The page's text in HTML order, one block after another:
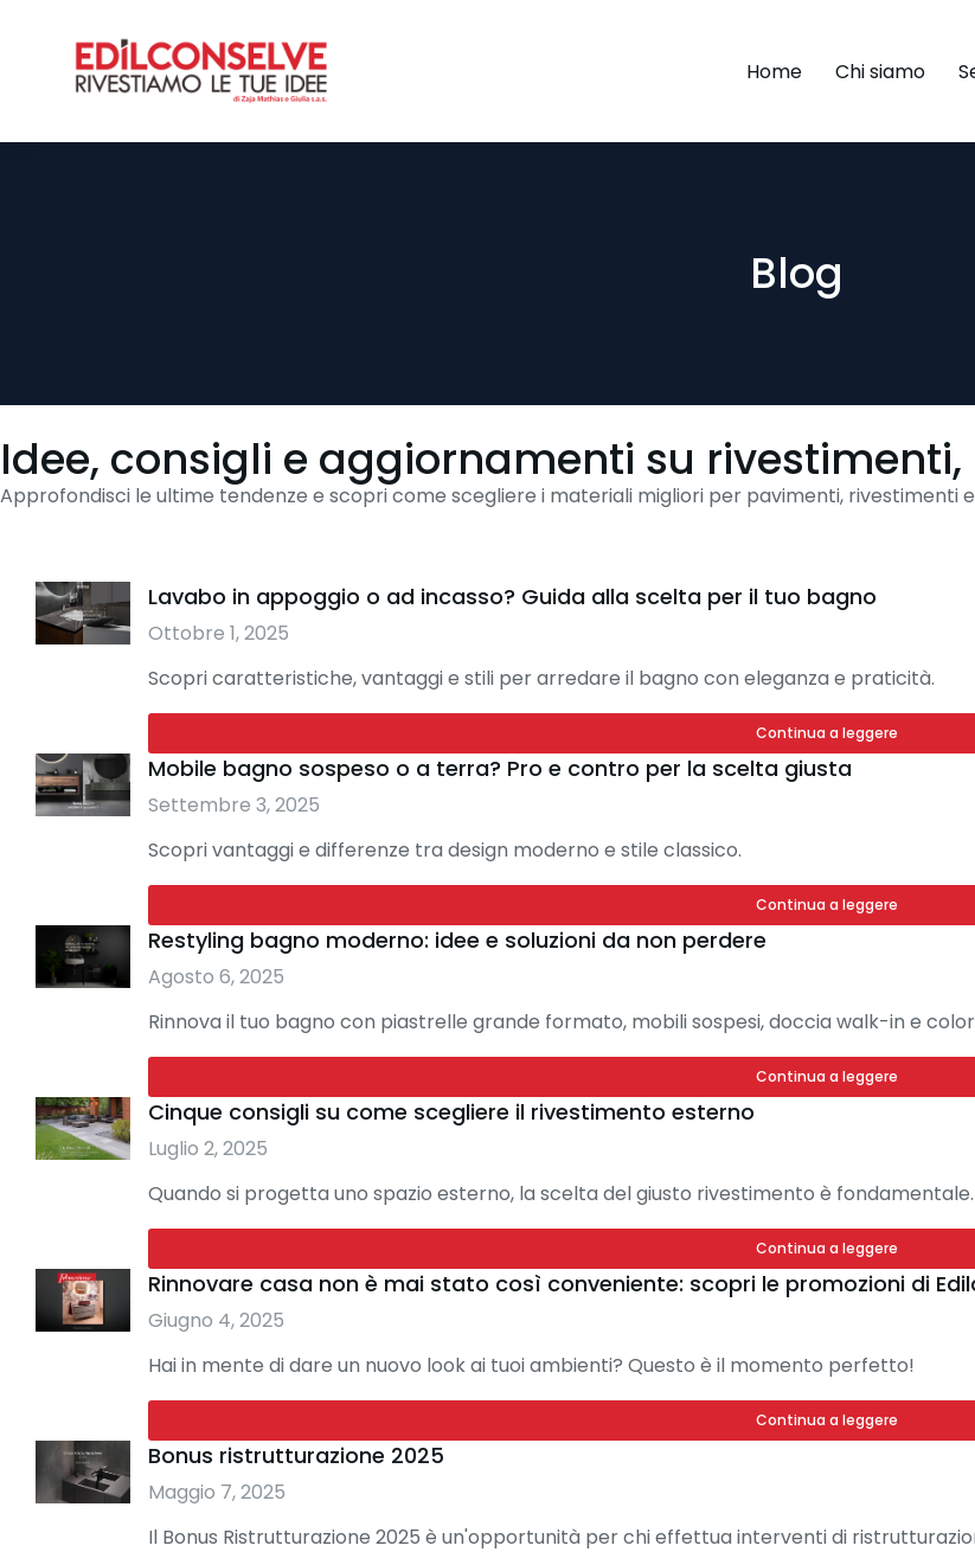
Home Chi siamo
Blog
Idee, consigli e aggiornamenti su
Approfondisci le ultime tendenze e scopri come scegliere i materiali migliori per pavimenti, rivestimenti
Lavabo in appoggio o ad incasso? Guida alla scelta per il tuo bagno
Ottobre 1, 2025
Scopri caratteristiche, vantaggi e stili per arredare il bagno con eleganza e praticità.
Continua a leggere
Mobile bagno sospeso o a terra? Pro e contro per la scelta giusta
Settembre 3, 2025
Scopri vantaggi e differenze tra design moderno e stile classico.
Continua a leggere
Restyling bagno moderno: idee e soluzioni da non perdere
Agosto 6, 2025
Rinnova il tuo bagno con piastrelle grande formato, mobili sospesi, doccia walk-in e
Continua a leggere
Cinque consigli su come scegliere il rivestimento esterno
Luglio 2, 2025
Quando si progetta uno spazio esterno, la scelta del giusto rivestimento è
Continua a leggere
Rinnovare casa non è mai stato così conveniente: scopri le promozioni di
Giugno 4, 2025
Hai in mente di dare un nuovo look ai tuoi ambienti? Questo è il momento perfetto!
Continua a leggere
Bonus ristrutturazione 2025
Maggio 7, 2025
Il Bonus Ristrutturazione 2025 è un'opportunità per chi effettua interventi di